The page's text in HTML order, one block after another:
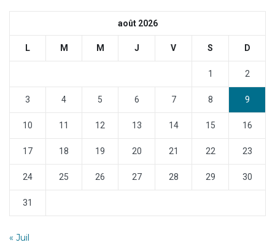
août 2026
L M M J V S D
1 2
3 4 5 6 7 8 9
10 11 12 13 14 15 16
17 18 19 20 21 22 23
24 25 26 27 28 29 30
31
« Juil